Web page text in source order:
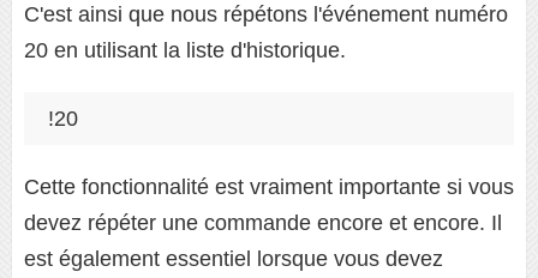
C'est ainsi que nous répétons l'événement numéro
20 en utilisant la liste d'historique.
Cette fonctionnalité est vraiment importante si vous
devez répéter une commande encore et encore. Il
est également essentiel lorsque vous devez